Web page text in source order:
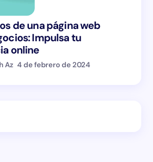
de una página web
Impulsa tu
online
Az 4 de febrero de 2024